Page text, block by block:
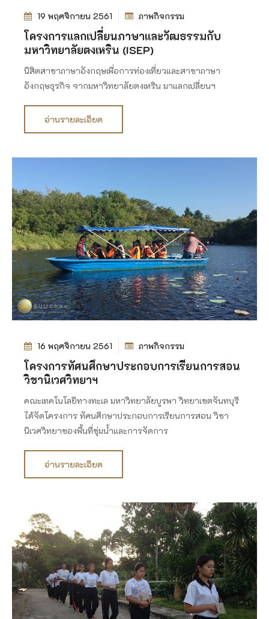
19 พฤศจิกายน 2561 ภาพกิจกรรม
โครงการแลกเปลี่ยนภาษาและวัฒธรรมกับ
มหาวิทยาลัยตงเหริน (ISEP)
นิสิตสาขาภาษาอังกฤษเพื่อการท่องเที่ยวและสาขาภาษา
อังกฤษธุรกิจ จากมหาวิทยาลัยตงเหริน มาแลกเปลี่ยนฯ
อ่านรายละเอียด
16 พฤศจิกายน 2561 ภาพกิจกรรม
โครงการทัศนศึกษาประกอบการเรียนการสอน
วิชานิเวศวิทยาฯ
คณะเทคโนโลยีทางทะเล มหาวิทยาลัยบูรพา วิทยาเขตจันทบุรี
ได้จัดโครงการ ทัศนศึกษาประกอบการเรียนการสอน วิชา
นิเวศวิทยาของพื้นที่ชุ่มน้ำและการจัดการ
อ่านรายละเอียด